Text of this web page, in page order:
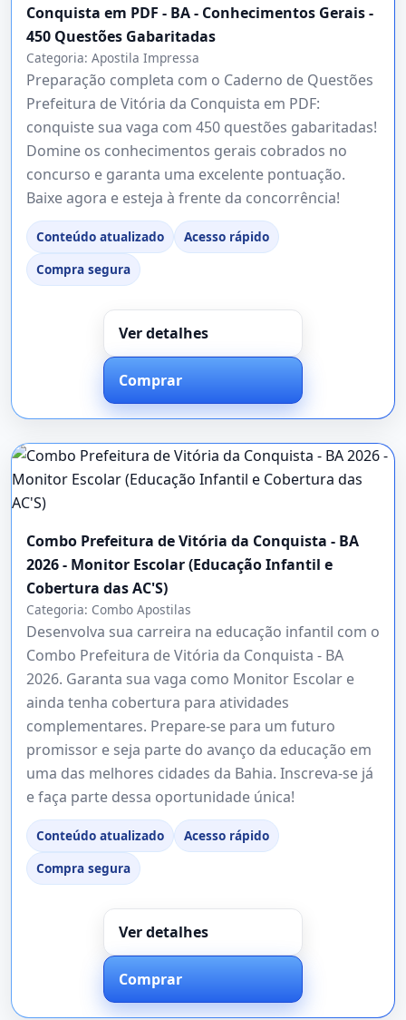
Conquista em PDF - BA - Conhecimentos Gerais -
450 Questões Gabaritadas
Categoria: Apostila Impressa
Preparação completa com o Caderno de Questões
Prefeitura de Vitória da Conquista em PDF:
conquiste sua vaga com 450 questões gabaritadas!
Domine os conhecimentos gerais cobrados no
concurso e garanta uma excelente pontuação.
Baixe agora e esteja à frente da concorrência!
Conteúdo atualizado
Acesso rápido
Compra segura
Ver detalhes
Comprar
Combo Prefeitura de Vitória da Conquista - BA
2026 - Monitor Escolar (Educação Infantil e
Cobertura das AC'S)
Categoria: Combo Apostilas
Desenvolva sua carreira na educação infantil com o
Combo Prefeitura de Vitória da Conquista - BA
2026. Garanta sua vaga como Monitor Escolar e
ainda tenha cobertura para atividades
complementares. Prepare-se para um futuro
promissor e seja parte do avanço da educação em
uma das melhores cidades da Bahia. Inscreva-se já
e faça parte dessa oportunidade única!
Conteúdo atualizado
Acesso rápido
Compra segura
Ver detalhes
Comprar